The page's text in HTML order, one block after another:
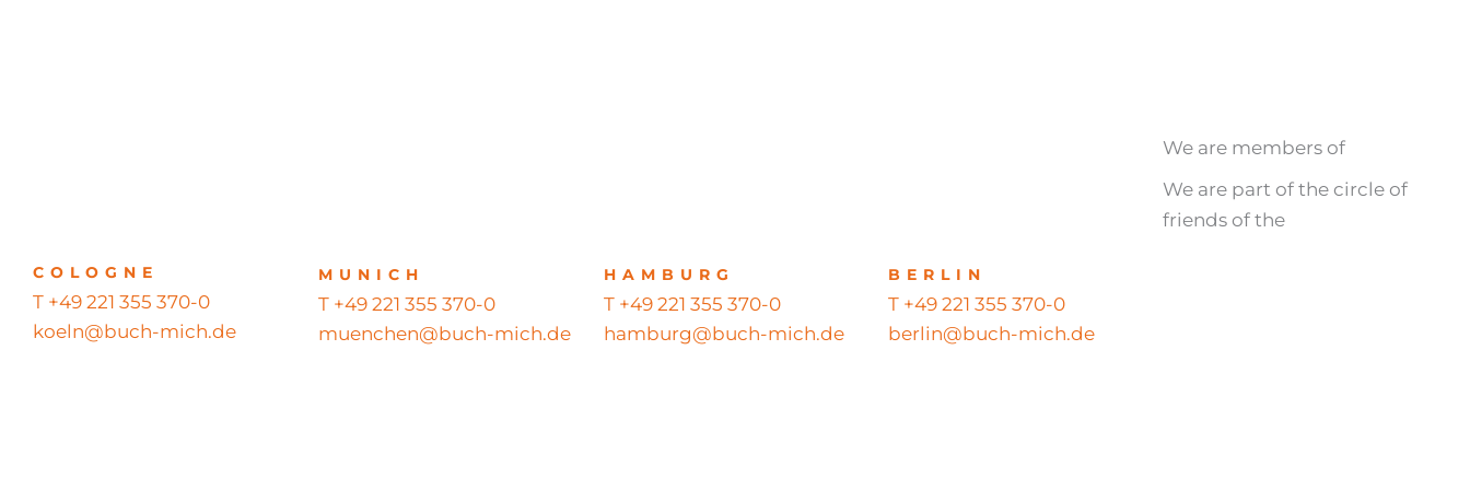
COLOGNE
T +49 221 355 370-0
koeln@buch-mich.de
MUNICH
T +49 221 355 370-0
muenchen@buch-mich.de
HAMBURG
T +49 221 355 370-0
hamburg@buch-mich.de
BERLIN
T +49 221 355 370-0
berlin@buch-mich.de
We are members of
We are part of the circle of
friends of the